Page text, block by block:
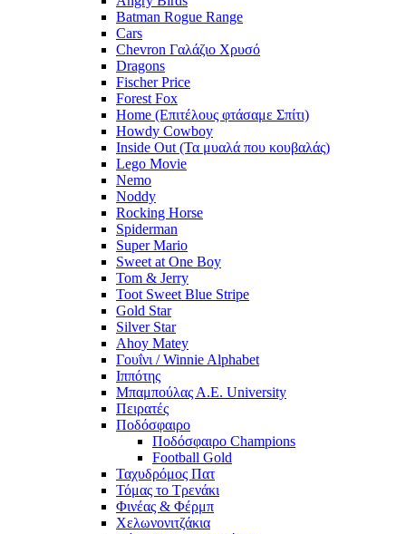
Batman Rogue Range
Cars
Chevron Γαλάζιο Χρυσό
Dragons
Fischer Price
Forest Fox
Home (Επιτέλους φτάσαμε Σπίτι)
Howdy Cowboy
Inside Out (Τα μυαλά που κουβαλάς)
Lego Movie
Nemo
Noddy
Rocking Horse
Spiderman
Super Mario
Sweet at One Boy
Tom & Jerry
Toot Sweet Blue Stripe
Gold Star
Silver Star
Ahoy Matey
Γουΐνι / Winnie Alphabet
Ιππότης
Μπαμπούλας Α.Ε. University
Πειρατές
Ποδόσφαιρο
Ποδόσφαιρο Champions
Football Gold
Ταχυδρόμος Πατ
Τόμας το Τρενάκι
Φινέας & Φέρμπ
Χελωνονιτζάκια